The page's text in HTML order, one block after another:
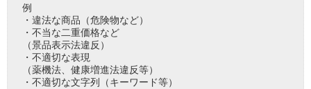
例
・違法な商品（危険物など）
・不当な二重価格など
（景品表示法違反）
・不適切な表現
（薬機法、健康増進法違反等）
・不適切な文字列（キーワード等）